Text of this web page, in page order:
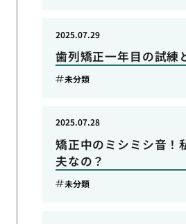
歯列矯正一年目の試練
2025.07.29
未分類
矯正中のミシミシ音！
夫なの？
2025.07.28
未分類